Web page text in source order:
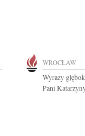
WROCŁAW
Wyrazy
Pani